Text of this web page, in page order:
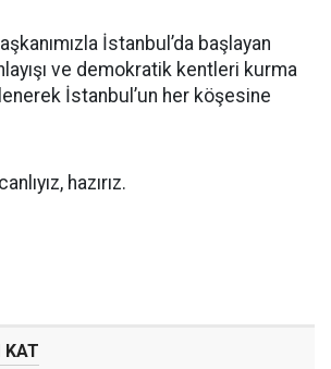
İstanbul’da başlayan
ve demokratik kentleri kurma
İstanbul’un her köşesine
hazırız.
KAT